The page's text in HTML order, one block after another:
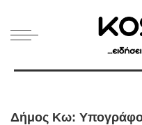
Δήμος Κω: